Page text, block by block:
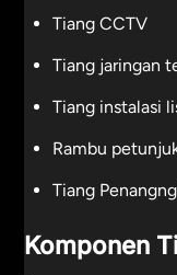
Tiang CCTV
Tiang jaringan
Tiang instalasi
Rambu
Tiang
Komponen